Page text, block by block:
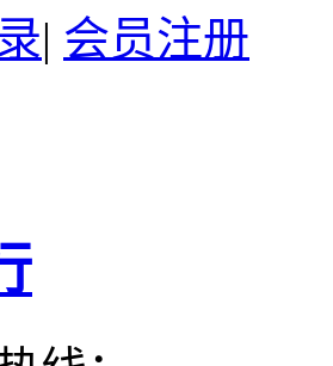
| 会员注册